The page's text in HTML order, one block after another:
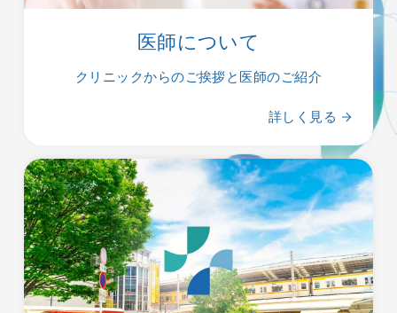
医師について
クリニックからのご挨拶と医師のご紹介
詳しく見る